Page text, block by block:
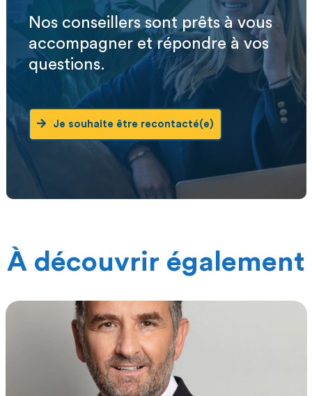
Nos conseillers sont prêts à vous
accompagner et répondre à vos
questions.
Je souhaite être recontacté(e)
À découvrir également